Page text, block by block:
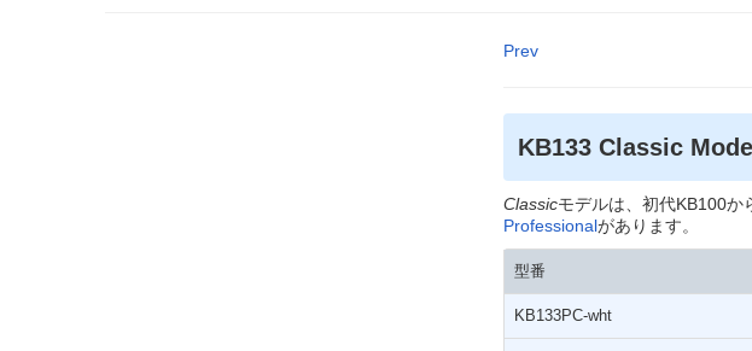
Prev
KB133 Classic Model
Classicモデルは、初代KB100か
Professionalがあります。
型番
KB133PC-wht